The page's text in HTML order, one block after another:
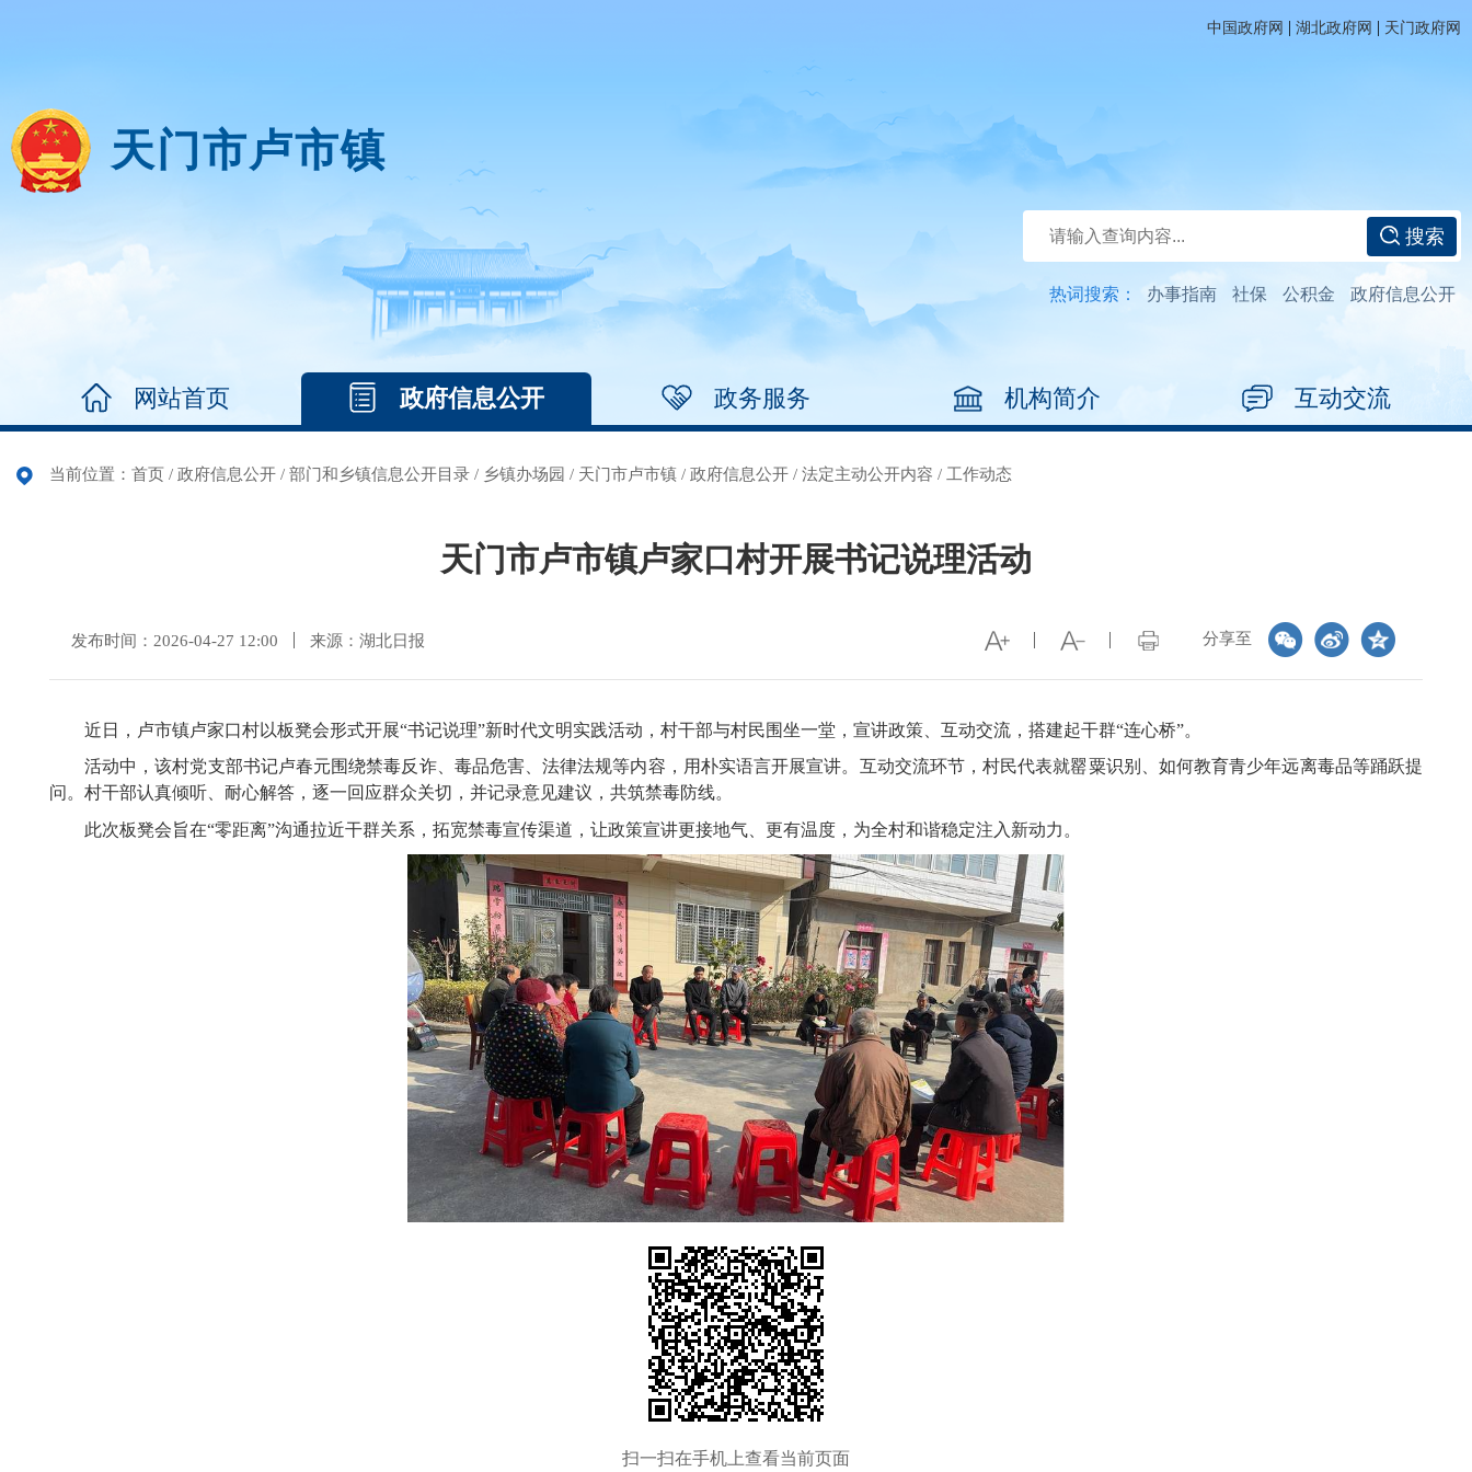
中国政府网 | 湖北政府网 | 天门政府网
天门市卢市镇
搜索
热词搜索： 办事指南 社保 公积金 政府信息公开
网站首页 政府信息公开 政务服务 机构简介 互动交流
当前位置： 首页 / 政府信息公开 / 部门和乡镇信息公开目录 / 乡镇办场园 / 天门市卢市镇 / 政府信息公开 / 法定主动公开内容 / 工作动态
天门市卢市镇卢家口村开展书记说理活动
分享至
发布时间：2026-04-27 12:00 来源：湖北日报
近日，卢市镇卢家口村以板凳会形式开展“书记说理”新时代文明实践活动，村干部与村民围坐一堂，宣讲政策、互动交流，搭建起干群“连心桥”。
活动中，该村党支部书记卢春元围绕禁毒反诈、毒品危害、法律法规等内容，用朴实语言开展宣讲。互动交流环节，村民代表就罂粟识别、如何教育青少年远离毒品等踊跃提
问。村干部认真倾听、耐心解答，逐一回应群众关切，并记录意见建议，共筑禁毒防线。
此次板凳会旨在“零距离”沟通拉近干群关系，拓宽禁毒宣传渠道，让政策宣讲更接地气、更有温度，为全村和谐稳定注入新动力。
扫一扫在手机上查看当前页面